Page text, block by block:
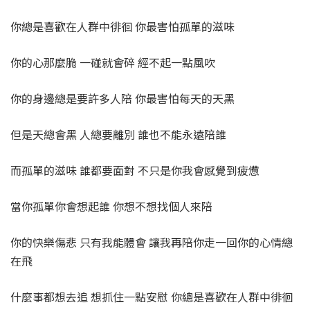
你總是喜歡在人群中徘徊 你最害怕孤單的滋味
你的心那麼脆 一碰就會碎 經不起一點風吹
你的身邊總是要許多人陪 你最害怕每天的天黑
但是天總會黑 人總要離別 誰也不能永遠陪誰
而孤單的滋味 誰都要面對 不只是你我會感覺到疲憊
當你孤單你會想起誰 你想不想找個人來陪
你的快樂傷悲 只有我能體會 讓我再陪你走一回你的心情總
在飛
什麼事都想去追 想抓住一點安慰 你總是喜歡在人群中徘徊